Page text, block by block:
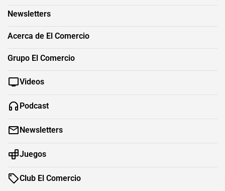
Newsletters
Acerca de El Comercio
Grupo El Comercio
Videos
Podcast
Newsletters
Juegos
Club El Comercio